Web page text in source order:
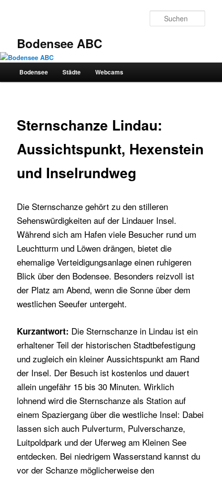
Bodensee ABC
Hauptmenü
Bodensee Städte Webcams
Sternschanze Lindau:
Aussichtspunkt, Hexenstein
und Inselrundweg
Die Sternschanze gehört zu den stilleren
Sehenswürdigkeiten auf der Lindauer Insel.
Während sich am Hafen viele Besucher rund um
Leuchtturm und Löwen drängen, bietet die
ehemalige Verteidigungsanlage einen ruhigeren
Blick über den Bodensee. Besonders reizvoll ist
der Platz am Abend, wenn die Sonne über dem
westlichen Seeufer untergeht.
Kurzantwort: Die Sternschanze in Lindau ist ein
erhaltener Teil der historischen Stadtbefestigung
und zugleich ein kleiner Aussichtspunkt am Rand
der Insel. Der Besuch ist kostenlos und dauert
allein ungefähr 15 bis 30 Minuten. Wirklich
lohnend wird die Sternschanze als Station auf
einem Spaziergang über die westliche Insel: Dabei
lassen sich auch Pulverturm, Pulverschanze,
Luitpoldpark und der Uferweg am Kleinen See
entdecken. Bei niedrigem Wasserstand kannst du
vor der Schanze möglicherweise den